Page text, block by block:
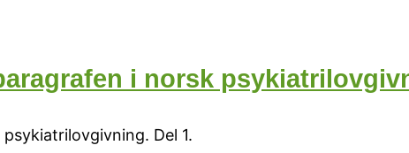
i norsk
Del 1.